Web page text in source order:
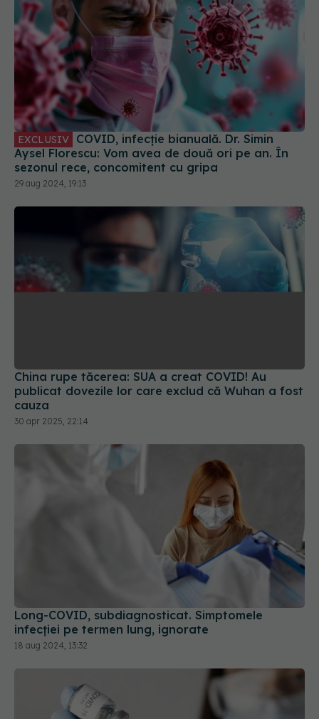
EXCLUSIV
Aysel Florescu: Vom avea de două ori pe an. În
sezonul rece, concomitent cu gripa
29 aug 2024, 19:13
China rupe tăcerea: SUA a creat COVID! Au
publicat dovezile lor care exclud că Wuhan a fost
cauza
30 apr 2025, 22:14
Long-COVID, subdiagnosticat. Simptomele
infecției pe termen lung, ignorate
18 aug 2024, 13:32